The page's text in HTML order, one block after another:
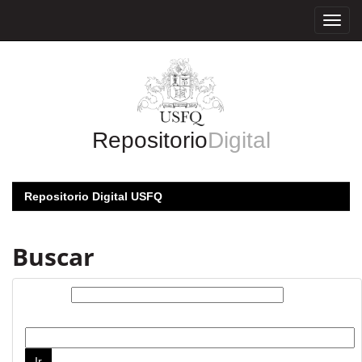
RepositorioDigital
Repositorio Digital USFQ
Buscar